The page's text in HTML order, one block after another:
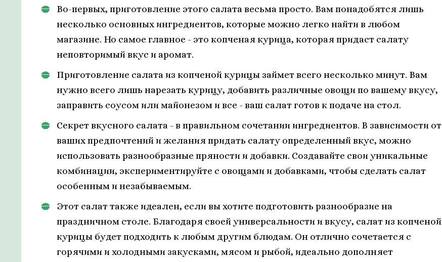
Во-первых, приготовление этого салата весьма просто. Вам понадобятся лишь
несколько основных ингредиентов, которые можно легко найти в любом
магазине. Но самое главное - это копченая курица, которая придаст салату
неповторимый вкус и аромат.
Приготовление салата из копченой курицы займет всего несколько минут. Вам
нужно всего лишь нарезать курицу, добавить различные овощи по вашему вкусу,
заправить соусом или майонезом и все - ваш салат готов к подаче на стол.
Секрет вкусного салата - в правильном сочетании ингредиентов. В зависимости от
ваших предпочтений и желания придать салату определенный вкус, можно
использовать разнообразные пряности и добавки. Создавайте свои уникальные
комбинации, экспериментируйте с овощами и добавками, чтобы сделать салат
особенным и незабываемым.
Этот салат также идеален, если вы хотите подготовить разнообразие на
праздничном столе. Благодаря своей универсальности и вкусу, салат из копченой
курицы будет подходить к любым другим блюдам. Он отлично сочетается с
горячими и холодными закусками, мясом и рыбой, идеально дополняет